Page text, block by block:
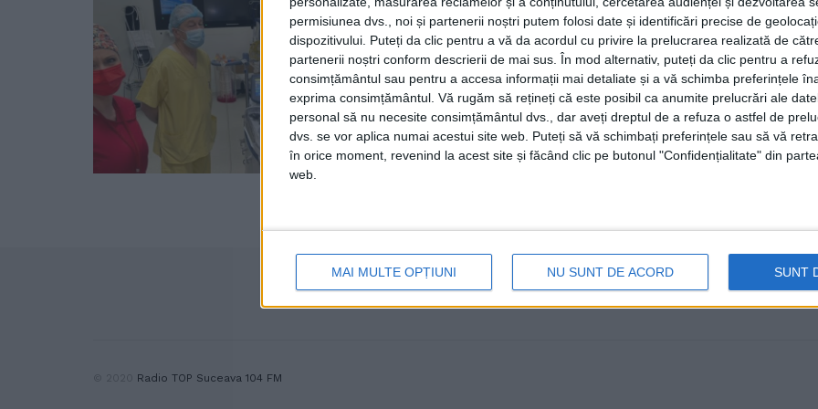
permisiunea dvs., noi și partenerii noștri putem folosi date și identificări precise de
dispozitivului. Puteți da clic pentru a vă da acordul cu privire la prelucrarea realizată de
partenerii noștri conform descrierii de mai sus. În mod alternativ, puteți da clic pentru a
consimțământul sau pentru a accesa informații mai detaliate și a vă schimba preferințele
exprima consimțământul. Vă rugăm să rețineți că este posibil ca anumite prelucrări ale
personal să nu necesite consimțământul dvs., dar aveți dreptul de a refuza o astfel de
dvs. se vor aplica numai acestui site web. Puteți să vă schimbați preferințele sau să vă
în orice moment, revenind la acest site și făcând clic pe butonul "Confidențialitate" din
web.
MAI MULTE OPȚIUNI NU SUNT DE ACORD SUNT
rutier. Intervenția a durat
instalarea pacientului pe masa
minute și a implicat 7 persoane!
20 APRILIE, 2023
Spitalul Județean de Urgență <Sf. Ioan cel Nou>
despre o intervenție chirurgicală ...
Radio TOP Suceava 104 FM